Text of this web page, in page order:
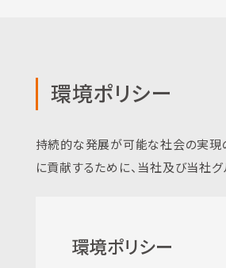
環境ポリシー
持続的な発展が可能な社会の実現
に貢献するために、当社及び当社
環境ポリシー